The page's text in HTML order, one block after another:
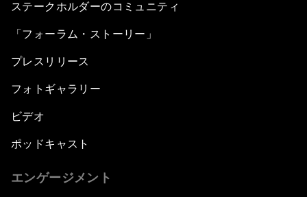
ステークホルダーのコミュニティ
「フォーラム・ストーリー」
プレスリリース
フォトギャラリー
ビデオ
ポッドキャスト
エンゲージメント